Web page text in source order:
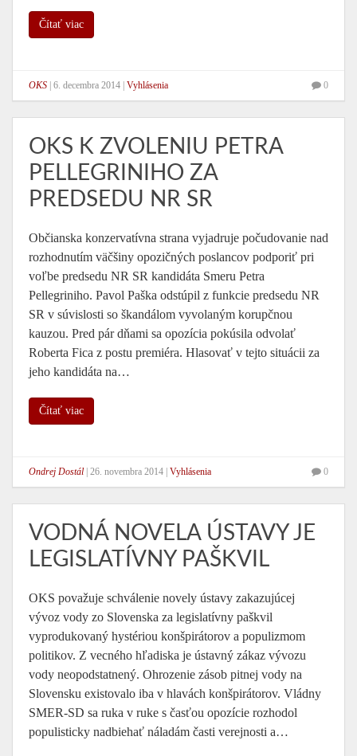
Čítať viac
OKS 6. decembra 2014 Vyhlásenia 0
OKS K ZVOLENIU PETRA
PELLEGRINIHO ZA
PREDSEDU NR SR
Občianska konzervatívna strana vyjadruje počudovanie nad
rozhodnutím väčšiny opozičných poslancov podporiť pri
voľbe predsedu NR SR kandidáta Smeru Petra
Pellegriniho. Pavol Paška odstúpil z funkcie predsedu NR
SR v súvislosti so škandálom vyvolaným korupčnou
kauzou. Pred pár dňami sa opozícia pokúsila odvolať
Roberta Fica z postu premiéra. Hlasovať v tejto situácii za
jeho kandidáta na…
Čítať viac
Ondrej Dostál 26. novembra 2014 Vyhlásenia 0
VODNÁ NOVELA ÚSTAVY JE
LEGISLATÍVNY PAŠKVIL
OKS považuje schválenie novely ústavy zakazujúcej
vývoz vody zo Slovenska za legislatívny paškvil
vyprodukovaný hystériou konšpirátorov a populizmom
politikov. Z vecného hľadiska je ústavný zákaz vývozu
vody neopodstatnený. Ohrozenie zásob pitnej vody na
Slovensku existovalo iba v hlavách konšpirátorov. Vládny
SMER-SD sa ruka v ruke s časťou opozície rozhodol
populisticky nadbiehať náladám časti verejnosti a…